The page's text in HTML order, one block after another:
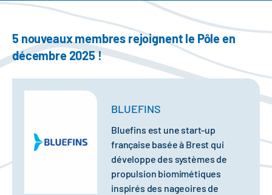
5 nouveaux membres rejoignent le Pôle en
décembre 2025 !
BLUEFINS
Bluefins est une start-up
française basée à Brest qui
développe des systèmes de
propulsion biomimétiques
inspirés des nageoires de